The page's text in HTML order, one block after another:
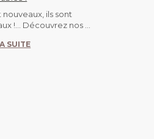
nouveaux, ils sont
!... Découvrez nos ...
SUITE